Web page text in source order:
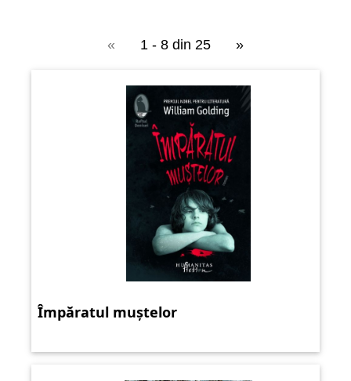
« 1 - 8 din 25 »
Împăratul muștelor